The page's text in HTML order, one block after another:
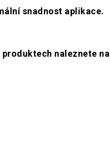
snadnost aplikace.
naleznete na